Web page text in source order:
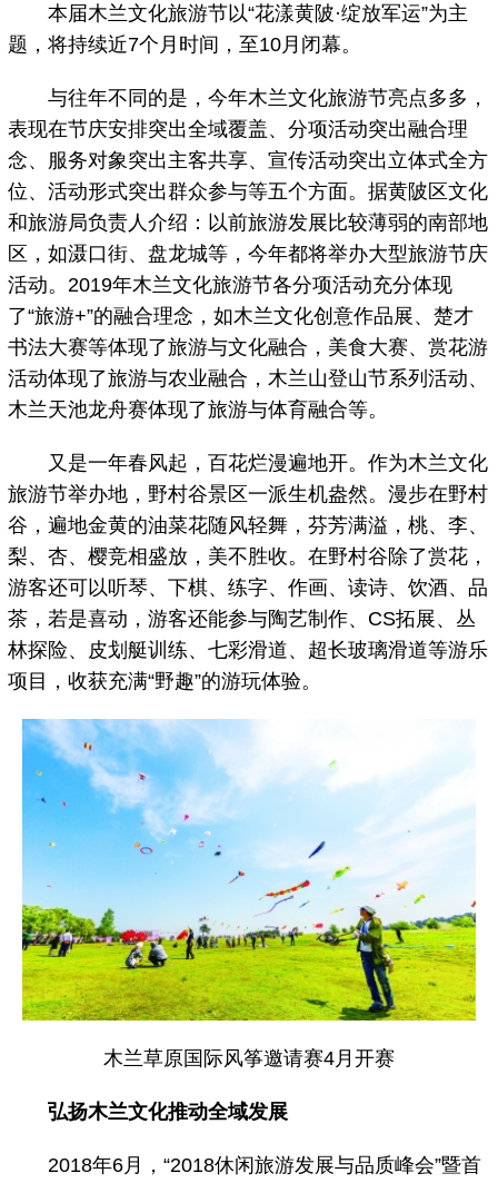
本届木兰文化旅游节以“花漾黄陂·绽放军运”为主
题，将持续近7个月时间，至10月闭幕。
与往年不同的是，今年木兰文化旅游节亮点多多，
表现在节庆安排突出全域覆盖、分项活动突出融合理
念、服务对象突出主客共享、宣传活动突出立体式全方
位、活动形式突出群众参与等五个方面。据黄陂区文化
和旅游局负责人介绍：以前旅游发展比较薄弱的南部地
区，如滠口街、盘龙城等，今年都将举办大型旅游节庆
活动。2019年木兰文化旅游节各分项活动充分体现
了“旅游+”的融合理念，如木兰文化创意作品展、楚才
书法大赛等体现了旅游与文化融合，美食大赛、赏花游
活动体现了旅游与农业融合，木兰山登山节系列活动、
木兰天池龙舟赛体现了旅游与体育融合等。
又是一年春风起，百花烂漫遍地开。作为木兰文化
旅游节举办地，野村谷景区一派生机盎然。漫步在野村
谷，遍地金黄的油菜花随风轻舞，芬芳满溢，桃、李、
梨、杏、樱竞相盛放，美不胜收。在野村谷除了赏花，
游客还可以听琴、下棋、练字、作画、读诗、饮酒、品
茶，若是喜动，游客还能参与陶艺制作、CS拓展、丛
林探险、皮划艇训练、七彩滑道、超长玻璃滑道等游乐
项目，收获充满“野趣”的游玩体验。
木兰草原国际风筝邀请赛4月开赛
弘扬木兰文化推动全域发展
2018年6月，“2018休闲旅游发展与品质峰会”暨首